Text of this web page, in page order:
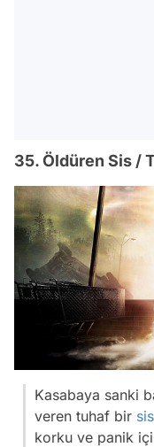
35. Öldüren Sis /
Kasabaya sanki
veren tuhaf bir sis
korku ve panik